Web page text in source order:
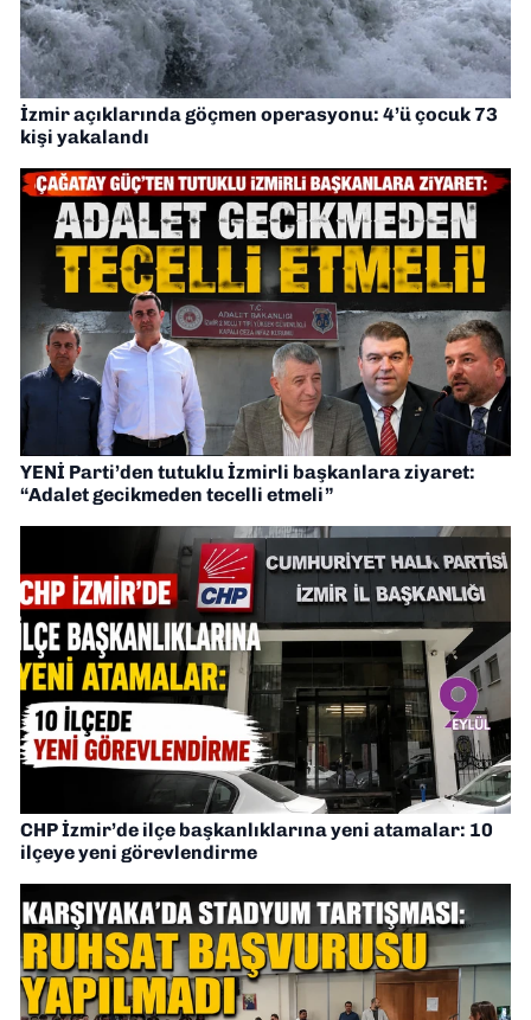
İzmir açıklarında göçmen operasyonu: 4’ü çocuk 73
kişi yakalandı
YENİ Parti’den tutuklu İzmirli başkanlara ziyaret:
“Adalet gecikmeden tecelli etmeli”
CHP İzmir’de ilçe başkanlıklarına yeni atamalar: 10
ilçeye yeni görevlendirme